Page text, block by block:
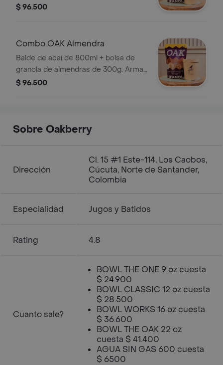
tus bowls en casa.
$ 96.500
Combo OAK Almendra
Balde de acaí de 800ml + bolsa de
granola de almendras de 300g. Arma
tus bowls en casa
$ 96.500
Sobre Oakberry
Dirección
Cl. 15 #1 Este-114, Los Caobos,
Cúcuta, Norte de Santander,
Colombia
Especialidad Jugos y Batidos
Rating 4.8
Cuanto sale?
BOWL THE ONE 9 oz cuesta
$ 24.900
BOWL CLASSIC 12 oz cuesta
$ 28.500
BOWL WORKS 16 oz cuesta
$ 36.600
BOWL THE OAK 22 oz
cuesta $ 41.400
AGUA SIN GAS 600 cuesta
$ 6500